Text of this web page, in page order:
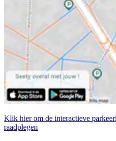
Klik hier om de interactieve
raadplegen